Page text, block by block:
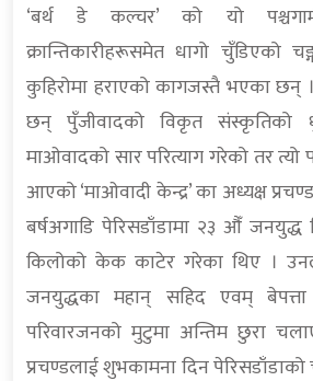
‘बर्थ डे कल्चर’ को यो
क्रान्तिकारीहरूसमेत धागो चुँडिएको
कुहिरोमा हराएको कागजस्तै भएका छन्
छन् पुँजीवादको विकृत संस्कृतिको
माओवादको सार परित्याग गरेको तर त्यो
आएको ‘माओवादी केन्द्र’ का अध्यक्ष
बर्षअगाडि पेरिसडाँडामा २३ औँ जनयुद्ध
किलोको केक काटेर गरेका थिए ।
जनयुद्धका महान् सहिद एवम्
परिवारजनको मुटुमा अन्तिम छुरा
प्रचण्डलाई शुभकामना दिन पेरिसडाँडाको